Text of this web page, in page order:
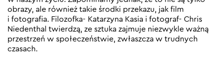
obrazy, ale również takie środki przekazu, jak film
i fotografia. Filozofka- Katarzyna Kasia i fotograf- Chris
Niedenthal twierdzą, ze sztuka zajmuje niezwykle ważną
przestrzeń w społeczeństwie, zwłaszcza w trudnych
czasach.